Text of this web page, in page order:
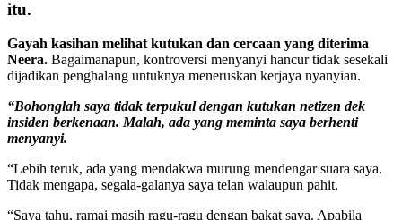
itu.
Gayah kasihan melihat kutukan dan cercaan yang diterima
Neera. Bagaimanapun, kontroversi menyanyi hancur tidak sesekali
dijadikan penghalang untuknya meneruskan kerjaya nyanyian.
“Bohonglah saya tidak terpukul dengan kutukan netizen dek
insiden berkenaan. Malah, ada yang meminta saya berhenti
menyanyi.
“Lebih teruk, ada yang mendakwa murung mendengar suara saya.
Tidak mengapa, segala-galanya saya telan walaupun pahit.
“Saya tahu, ramai masih ragu-ragu dengan bakat saya. Apabila